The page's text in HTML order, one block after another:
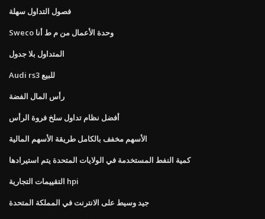
فصول التداول سهلة
Sweco وحدة الأعمال من م ط أنا
المتداول بلا جدول
Audi rs3 للبيع
رأس المال الفضة
أفضل نظام تداول سلخ فروة الرأس
الأسهم مخفف بالكامل طريقة الأسهم المالية
كمية النفط المستخدمة في الولايات المتحدة يتم استيرادها
التقييمات التجارية hpi
جيد وسيط على الانترنت في المملكة المتحدة